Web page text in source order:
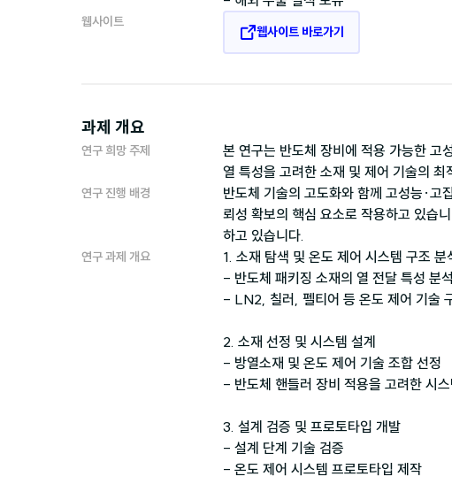
웹사이트
웹사이트 바로가기
과제 개요
연구 희망 주제
본 연구는 반도체 장비에 적용 가능한
연구 진행 배경
반도체 기술의 고도화와 함께 고성능·
뢰성 확보의 핵심 요소로 작용하고 있습
연구 과제 개요
1. 소재 탐색 및 온도 제어 시스템 구조 분
- 반도체 패키징 소재의 열 전달 특성 분석
- LN2, 칠러, 펠티어 등 온도 제어 기술
2. 소재 선정 및 시스템 설계
- 방열소재 및 온도 제어 기술 조합 선정
- 반도체 핸들러 장비 적용을 고려한 시스
3. 설계 검증 및 프로토타입 개발
- 설계 단계 기술 검증
- 온도 제어 시스템 프로토타입 제작